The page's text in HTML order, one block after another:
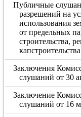
Публичные
разрешений на
использования
от предельных
строительства,
капстроительства
Заключения
слушаний от 30
Заключение
слушаний от 16